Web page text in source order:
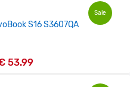
Sale
S16 S3607QA
53.99